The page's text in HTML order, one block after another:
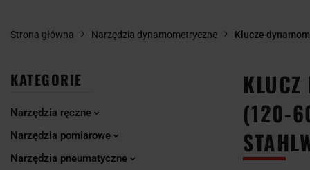
Strona główna Narzędzia dynamometryczne Klucze
KATEGORIE
Narzędzia ręczne
Narzędzia pomiarowe
Narzędzia pneumatyczne
(120-